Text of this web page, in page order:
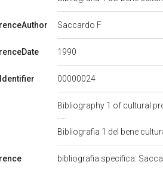
Saccardo F
1990
00000024
Bibliography 1 of cultural
Bibliografia 1 del bene
bibliografia specifica: